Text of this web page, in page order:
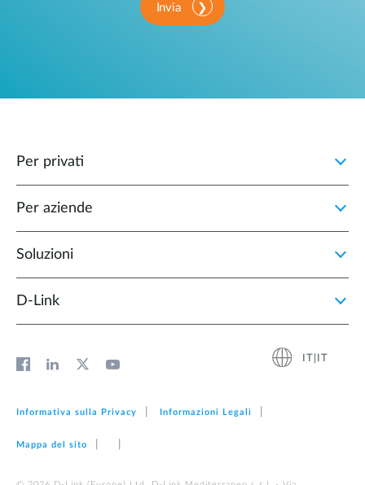
Invia
Per privati
Per aziende
Soluzioni
D‑Link
Informativa sulla Privacy Informazioni Legali
Mappa del sito